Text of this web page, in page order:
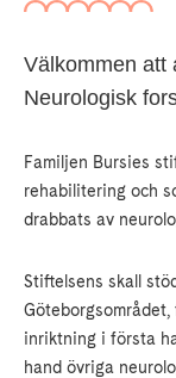
Välkommen att
Neurologisk
Familjen Bursies
rehabilitering och
drabbats av
Stiftelsens skall
inriktning i första
hand övriga